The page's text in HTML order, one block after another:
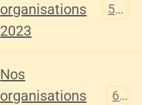
organisations
2023
567
Nos
organisations
61